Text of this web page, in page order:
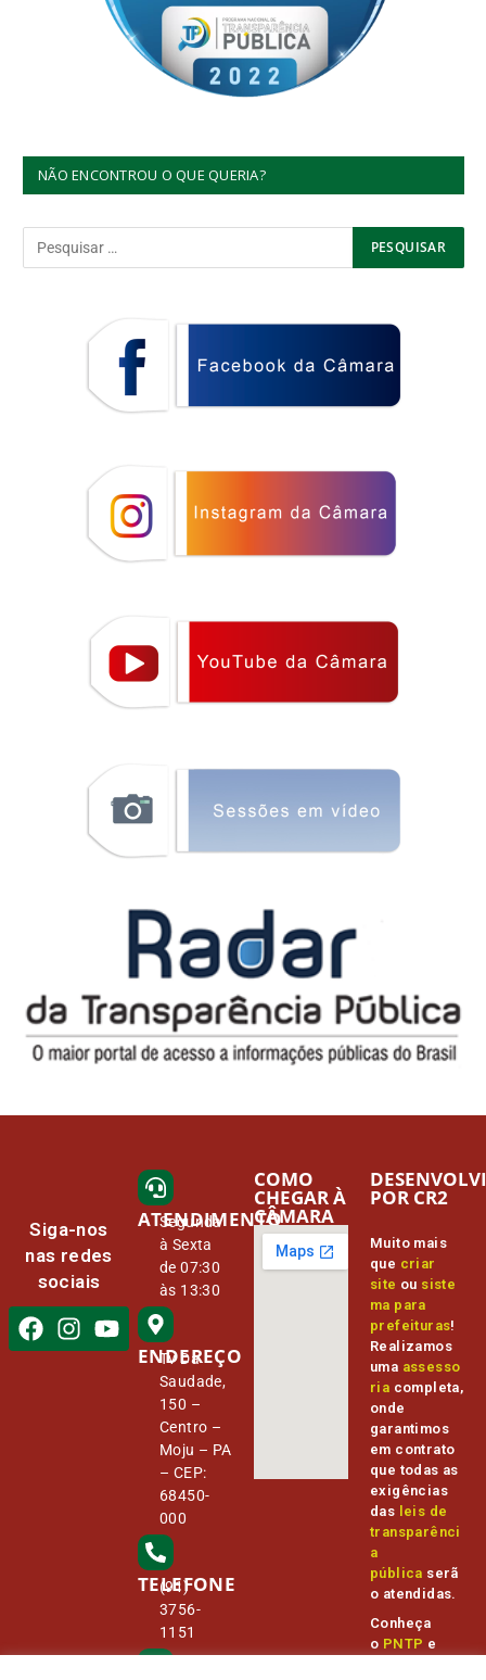
NÃO ENCONTROU O QUE QUERIA?
Siga-nos
nas redes
sociais
ATENDIMENTO
Segunda
à Sexta
de 07:30
às 13:30
ENDEREÇO
Tv Da
Saudade,
150 –
Centro –
Moju – PA
– CEP:
68450-
000
TELEFONE
(91)
3756-
1151
COMO
CHEGAR À
CÂMARA
Muito mais
que criar
site ou siste
ma para
prefeituras!
Realizamos
uma assesso
ria completa,
onde
garantimos
em contrato
que todas as
exigências
das leis de
transparênci
a
pública serã
o atendidas.
Conheça
o PNTP e
POR CR2